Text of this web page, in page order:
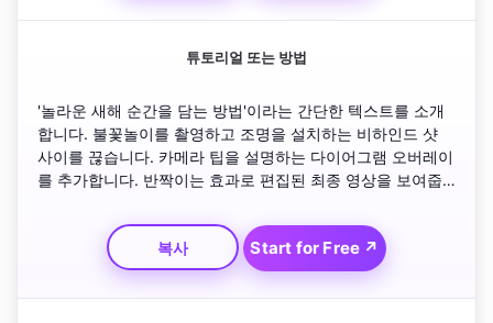
튜토리얼 또는 방법
'놀라운 새해 순간을 담는 방법'이라는 간단한 텍스트를 소개
합니다. 불꽃놀이를 촬영하고 조명을 설치하는 비하인드 샷
사이를 끊습니다. 카메라 팁을 설명하는 다이어그램 오버레이
를 추가합니다. 반짝이는 효과로 편집된 최종 영상을 보여줍
적인 텍스트로 마무리하세요.
복사
Start for Free ↗